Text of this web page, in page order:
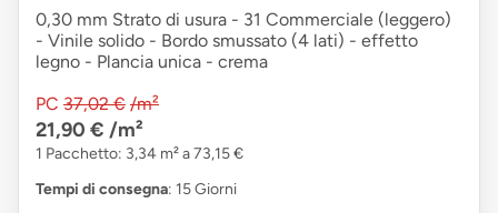
0,30 mm Strato di usura - 31 Commerciale (leggero)
- Vinile solido - Bordo smussato (4 lati) - effetto
legno - Plancia unica - crema
PC 37,02 € /m²
21,90 € /m²
1 Pacchetto: 3,34 m² a 73,15 €
Tempi di consegna: 15 Giorni